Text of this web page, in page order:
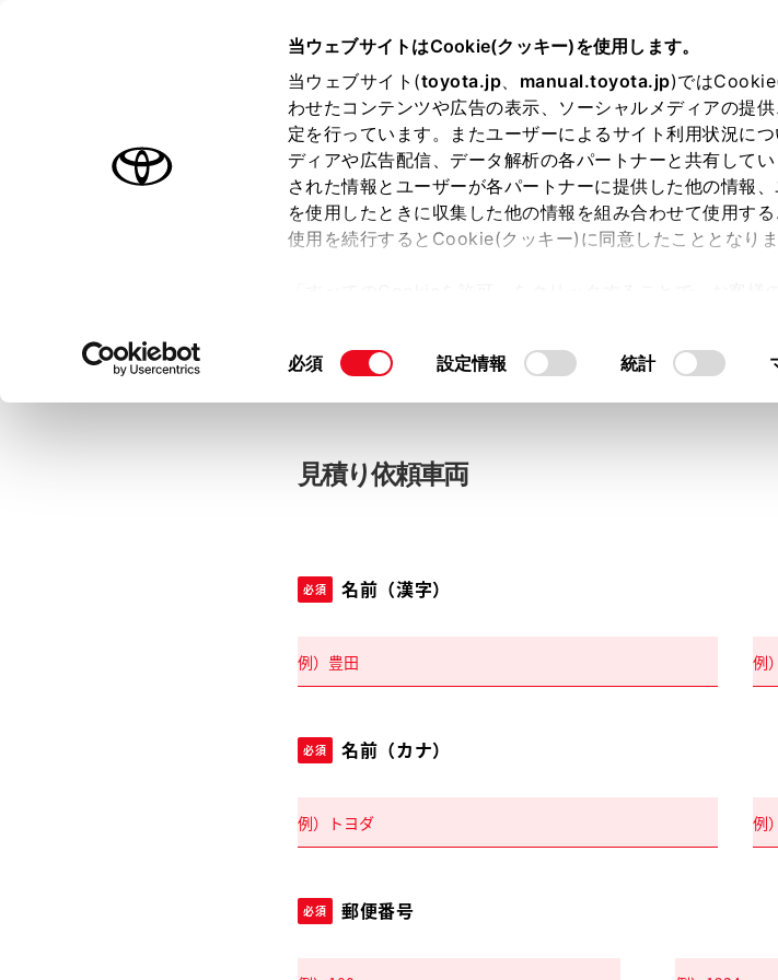
は必須です。
当ウェブサイトはCookie(クッキー)を使用します。
当ウェブサイト(toyota.jp、 manual.toyota.jp)では
わせたコンテンツや広告の表示、ソーシャルメディアの提
定を行っています。またユーザーによるサイト利用状況に
ディアや広告配信、データ解析の各パートナーと共有して
された情報とユーザーが各パートナーに提供した他の情報
を使用したときに収集した他の情報を組み合わせて使用す
使用を続行するとCookie(クッキー)に同意したこととなりま
て」をご覧ください。
同
択
必須 設定情報 統計
中古車：見積り依頼
お客さま情報の入力 入力内容
見積り依頼車両
必須 名前（漢字）
必須 名前（カナ）
必須 郵便番号